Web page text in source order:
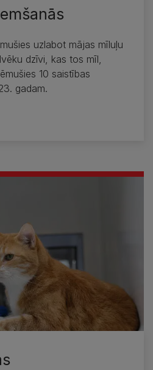
uzlabot mājas mīluļu
dzīvi, kas tos mīl,
10 saistības
gadam.